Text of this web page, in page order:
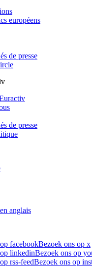
européens
de presse
de presse
anglais
facebookBezoek ons op x
linkedinBezoek ons op
rss-feedBezoek ons op